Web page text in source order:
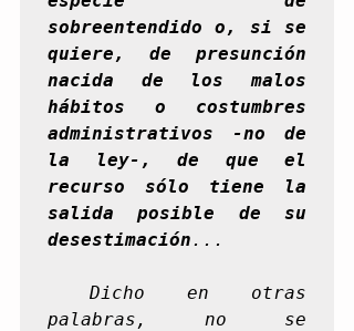
sobreentendido o, si se
quiere, de presunción
nacida de los malos
hábitos o costumbres
administrativos -no de
la ley-, de que el
recurso sólo tiene la
salida posible de su
desestimación...
palabras, no se